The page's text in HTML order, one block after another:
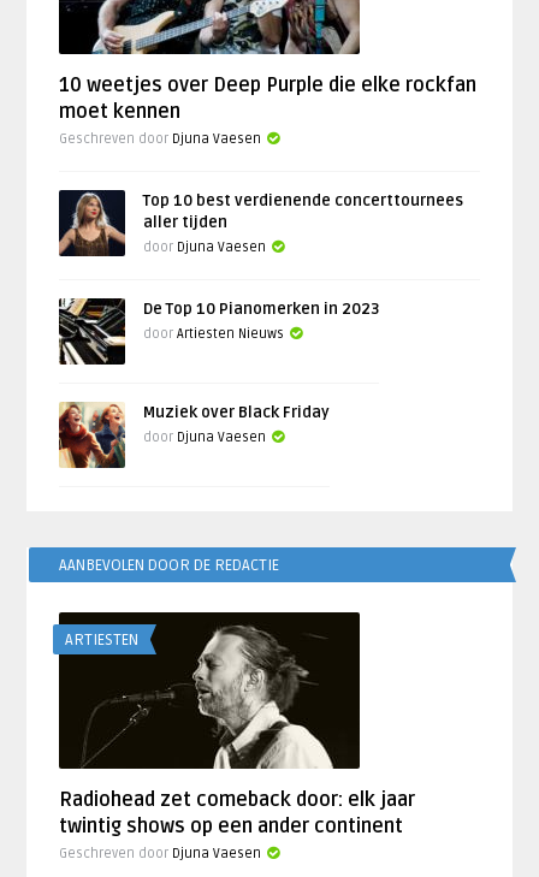
10 weetjes over Deep Purple die elke rockfan
moet kennen
Geschreven door Djuna Vaesen
Top 10 best verdienende concerttournees
aller tijden
door Djuna Vaesen
De Top 10 Pianomerken in 2023
doorArtiesten Nieuws
Muziek over Black Friday
door Djuna Vaesen
AANBEVOLEN DOOR DE REDACTIE
ARTIESTEN
Radiohead zet comeback door: elk jaar
twintig shows op een ander continent
Geschreven door Djuna Vaesen